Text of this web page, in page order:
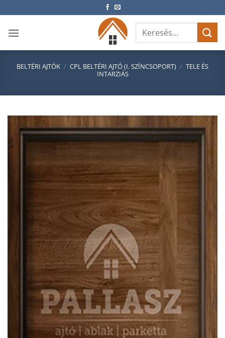
to
content
Keresés
következőre:
BELTÉRI AJTÓK / CPL BELTÉRI AJTÓ (I. SZÍNCSOPORT) / TELE ÉS
INTARZIÁS